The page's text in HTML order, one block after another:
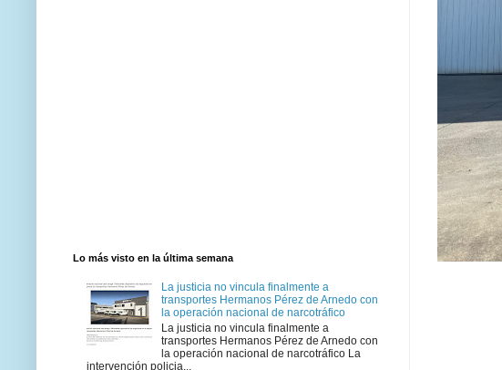
Lo más visto en la última semana
La justicia no vincula finalmente a
transportes Hermanos Pérez de Arnedo con
la operación nacional de narcotráfico
La justicia no vincula finalmente a
transportes Hermanos Pérez de Arnedo con
la operación nacional de narcotráfico La
intervención policia...